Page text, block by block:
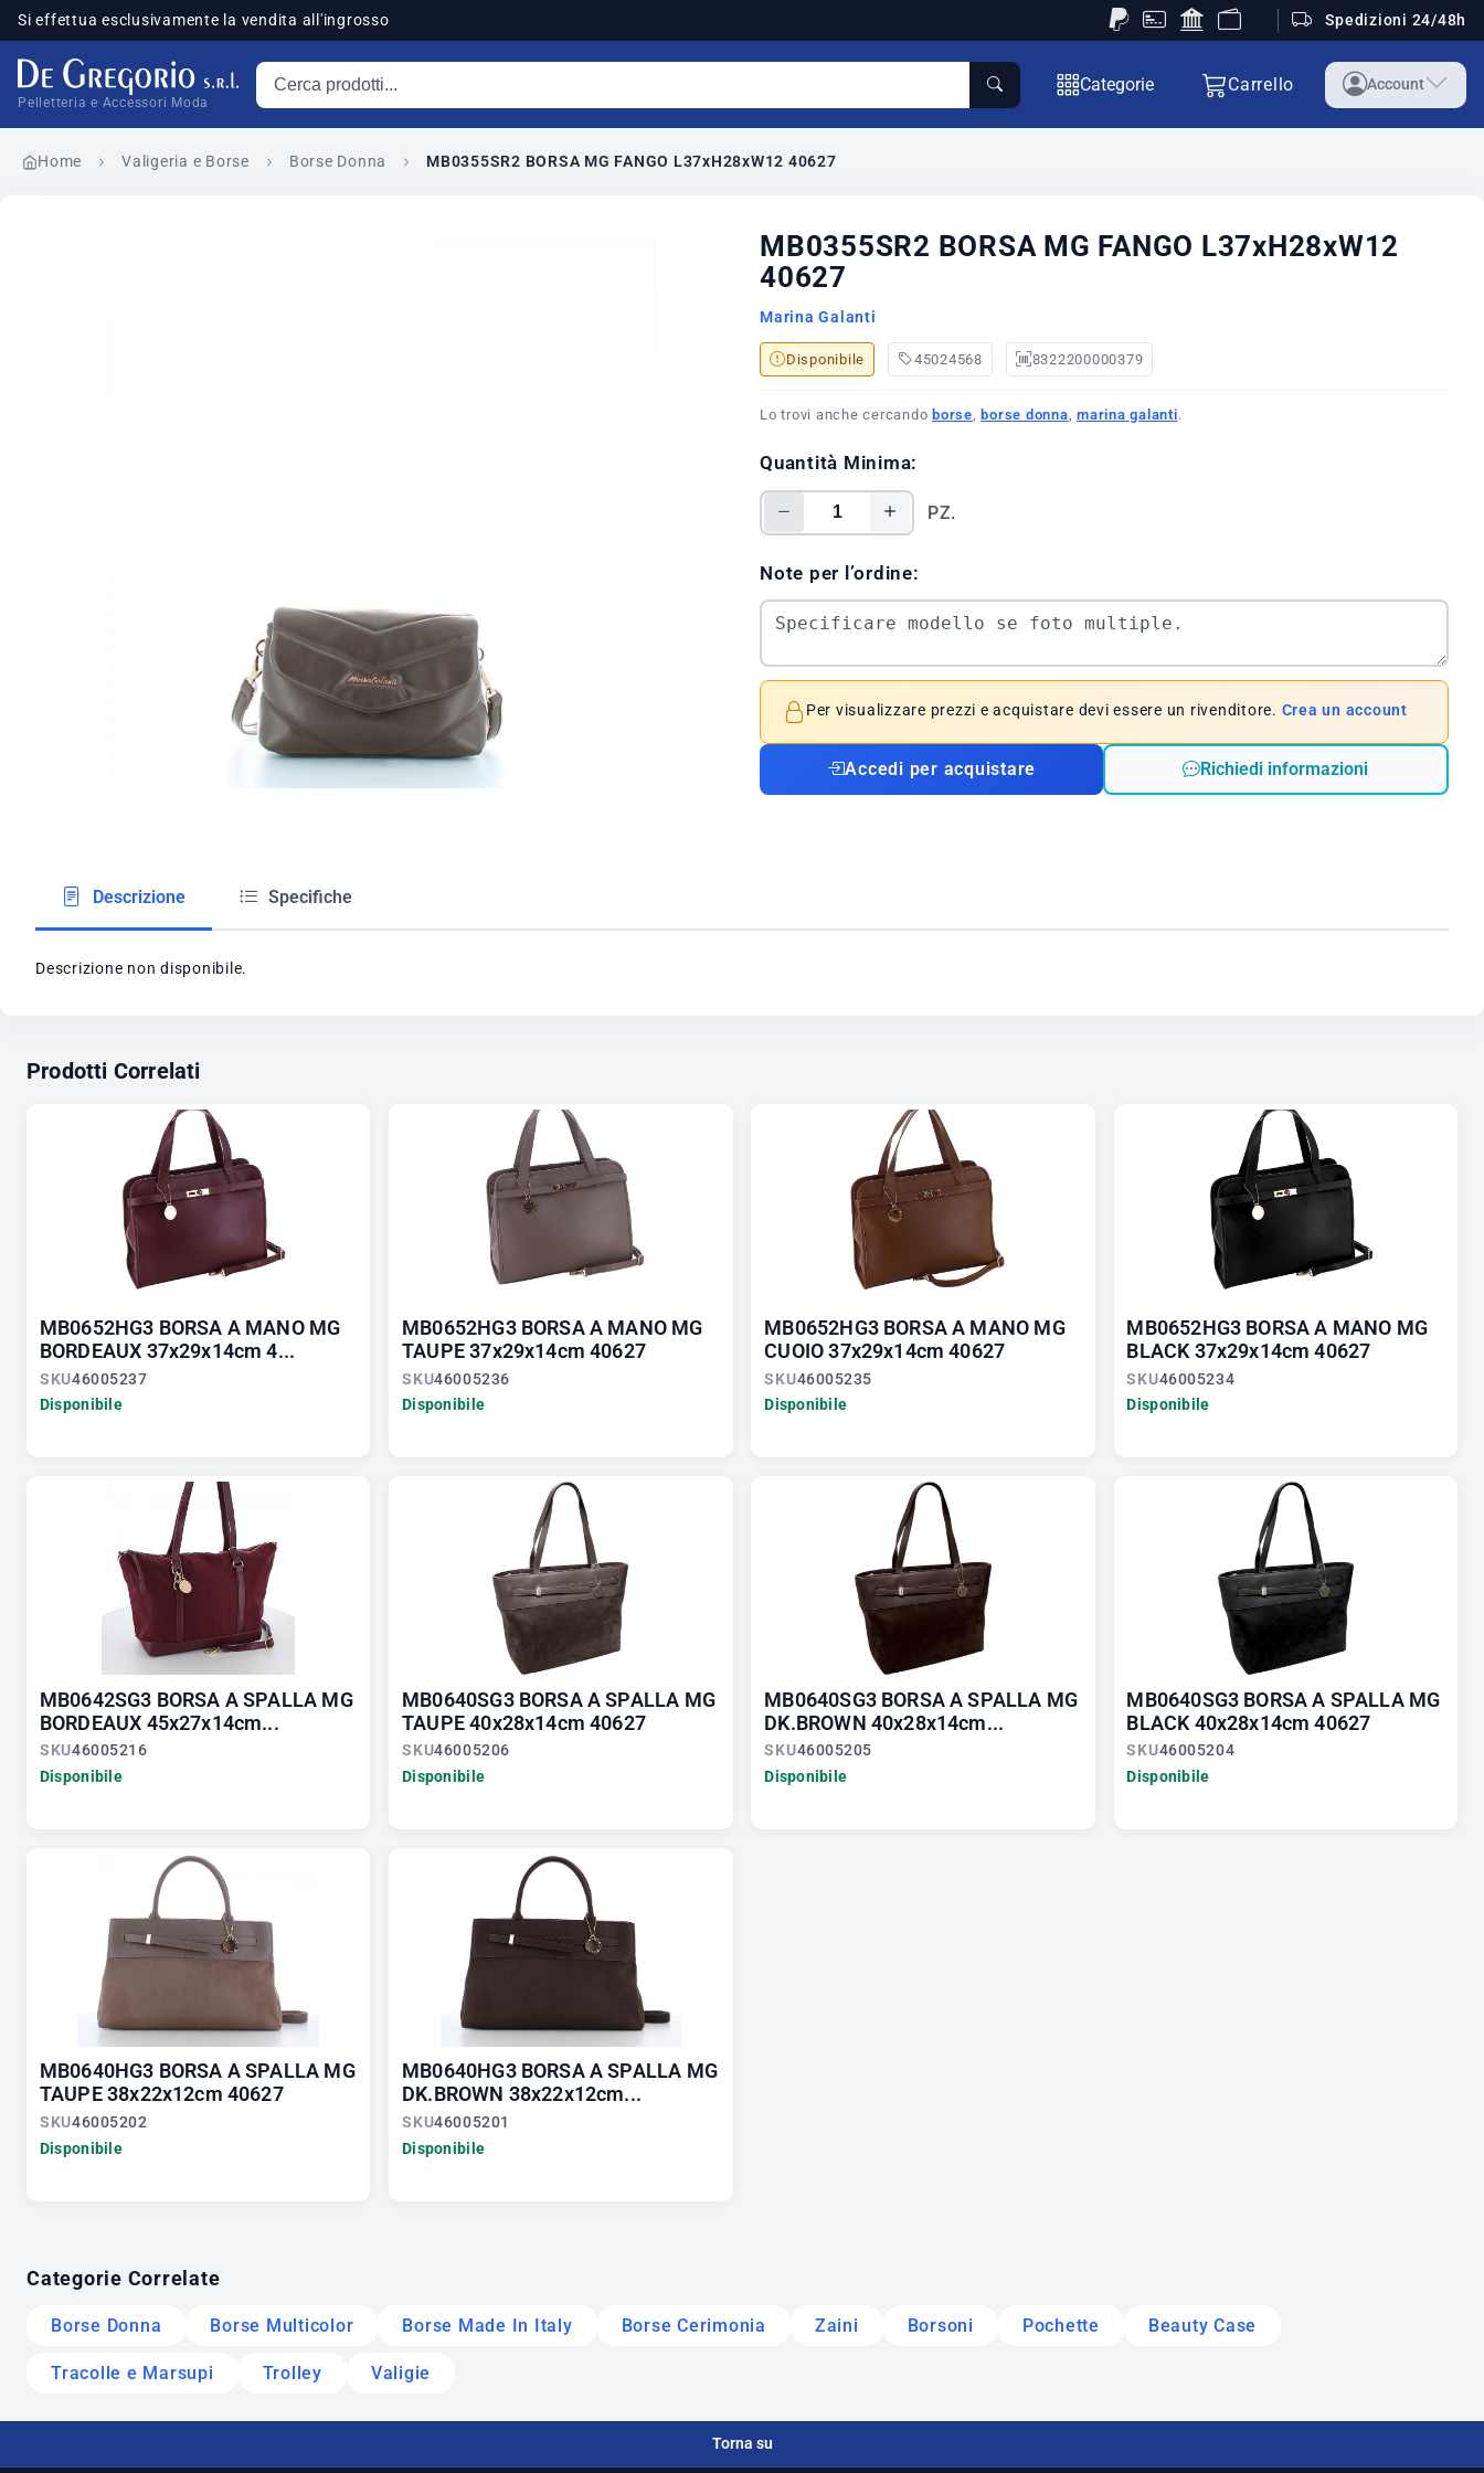
Si effettua esclusivamente la vendita all'ingrosso Spedizioni 24/48h
Pelletteria e Accessori Moda
Cerca prodotti
Categorie Carrello Account
Home Valigeria e Borse Borse Donna MB0355SR2 BORSA MG FANGO L37xH28xW12 40627
MB0355SR2 BORSA MG FANGO L37xH28xW12
40627
Marina Galanti
Disponibile 45024568 8322200000379
Lo trovi anche cercando borse ,borse donna marina galanti.
Quantità Minima:
PZ.
Note per l’ordine:
Per visualizzare prezzi e acquistare devi essere un rivenditore. Crea un account
Accedi per acquistare Richiedi informazioni
Descrizione Specifiche
Descrizione non disponibile.
Prodotti Correlati
MB0652HG3 BORSA A MANO MG
BORDEAUX 37x29x14cm 4...
SKU46005237
Disponibile
MB0652HG3 BORSA A MANO MG
TAUPE 37x29x14cm 40627
SKU46005236
Disponibile
MB0652HG3 BORSA A MANO MG
CUOIO 37x29x14cm 40627
SKU46005235
Disponibile
MB0652HG3 BORSA A MANO MG
BLACK 37x29x14cm 40627
SKU46005234
Disponibile
MB0642SG3 BORSA A SPALLA MG
BORDEAUX 45x27x14cm...
SKU46005216
Disponibile
MB0640SG3 BORSA A SPALLA MG
TAUPE 40x28x14cm 40627
SKU46005206
Disponibile
MB0640SG3 BORSA A SPALLA MG
DK.BROWN 40x28x14cm...
SKU46005205
Disponibile
MB0640SG3 BORSA A SPALLA MG
BLACK 40x28x14cm 40627
SKU46005204
Disponibile
MB0640HG3 BORSA A SPALLA MG
TAUPE 38x22x12cm 40627
SKU46005202
Disponibile
MB0640HG3 BORSA A SPALLA MG
DK.BROWN 38x22x12cm...
SKU46005201
Disponibile
Categorie Correlate
Borse Donna Borse Multicolor Borse Made In Italy Borse Cerimonia Zaini Borsoni Pochette Beauty Case
Tracolle e Marsupi Trolley Valigie
Torna su